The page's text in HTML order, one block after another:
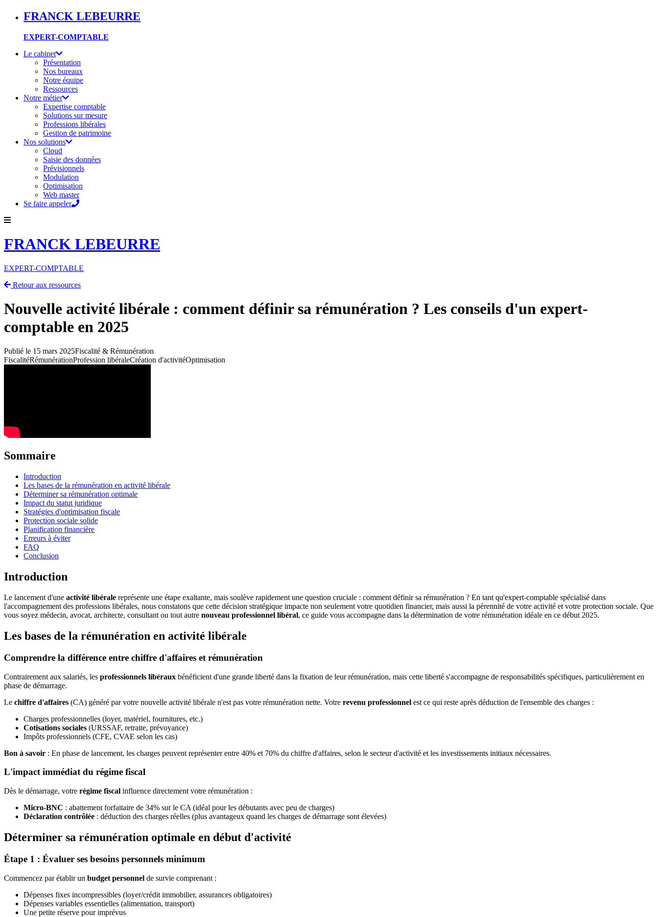
FRANCK LEBEURRE
EXPERT-COMPTABLE
Le cabinet
Présentation
Nos bureaux
Notre équipe
Ressources
Notre métier
Expertise comptable
Solutions sur mesure
Professions libérales
Gestion de patrimoine
Nos solutions
Cloud
Saisie des données
Prévisionnels
Modulation
Optimisation
Web master
Se faire appeler
FRANCK LEBEURRE
EXPERT-COMPTABLE
Retour aux ressources
Nouvelle activité libérale : comment définir sa rémunération ? Les conseils d'un expert-
comptable en 2025
Publié le 15 mars 2025Fiscalité & Rémunération
FiscalitéRémunérationProfession libéraleCréation d'activitéOptimisation
Sommaire
Introduction
Les bases de la rémunération en activité libérale
Déterminer sa rémunération optimale
Impact du statut juridique
Stratégies d'optimisation fiscale
Protection sociale solide
Planification financière
Erreurs à éviter
FAQ
Conclusion
Introduction
Le lancement d'une activité libérale représente une étape exaltante, mais soulève rapidement une question cruciale : comment définir sa rémunération ? En tant qu'expert-comptable spécialisé dans
l'accompagnement des professions libérales, nous constatons que cette décision stratégique impacte non seulement votre quotidien financier, mais aussi la pérennité de votre activité et votre protection sociale. Que
vous soyez médecin, avocat, architecte, consultant ou tout autre nouveau professionnel libéral, ce guide vous accompagne dans la détermination de votre rémunération idéale en ce début 2025.
Les bases de la rémunération en activité libérale
Comprendre la différence entre chiffre d'affaires et rémunération
Contrairement aux salariés, les professionnels libéraux bénéficient d'une grande liberté dans la fixation de leur rémunération, mais cette liberté s'accompagne de responsabilités spécifiques, particulièrement en
phase de démarrage.
Le chiffre d'affaires (CA) généré par votre nouvelle activité libérale n'est pas votre rémunération nette. Votre revenu professionnel est ce qui reste après déduction de l'ensemble des charges :
Charges professionnelles (loyer, matériel, fournitures, etc.)
Cotisations sociales (URSSAF, retraite, prévoyance)
Impôts professionnels (CFE, CVAE selon les cas)
Bon à savoir : En phase de lancement, les charges peuvent représenter entre 40% et 70% du chiffre d'affaires, selon le secteur d'activité et les investissements initiaux nécessaires.
L'impact immédiat du régime fiscal
Dès le démarrage, votre régime fiscal influence directement votre rémunération :
Micro-BNC : abattement forfaitaire de 34% sur le CA (idéal pour les débutants avec peu de charges)
Déclaration contrôlée : déduction des charges réelles (plus avantageux quand les charges de démarrage sont élevées)
Déterminer sa rémunération optimale en début d'activité
Étape 1 : Évaluer ses besoins personnels minimum
Commencez par établir un budget personnel de survie comprenant :
Dépenses fixes incompressibles (loyer/crédit immobilier, assurances obligatoires)
Dépenses variables essentielles (alimentation, transport)
Une petite réserve pour imprévus